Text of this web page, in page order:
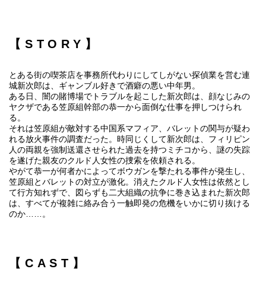
【STORY】
とある街の喫茶店を事務所代わりにしてしがない探偵業を営む連
城新次郎は、ギャンブル好きで酒癖の悪い中年男。
ある日、闇の賭博場でトラブルを起こした新次郎は、顔なじみの
ヤクザである笠原組幹部の恭一から面倒な仕事を押しつけられ
る。
それは笠原組が敵対する中国系マフィア、バレットの関与が疑わ
れる放火事件の調査だった。時同じくして新次郎は、フィリピン
人の両親を強制送還させられた過去を持つミチコから、謎の失踪
を遂げた親友のクルド人女性の捜索を依頼される。
やがて恭一が何者かによってボウガンを撃たれる事件が発生し、
笠原組とバレットの対立が激化。消えたクルド人女性は依然とし
て行方知れずで、図らずも二大組織の抗争に巻き込まれた新次郎
は、すべてが複雑に絡み合う一触即発の危機をいかに切り抜ける
のか……。
【CAST】